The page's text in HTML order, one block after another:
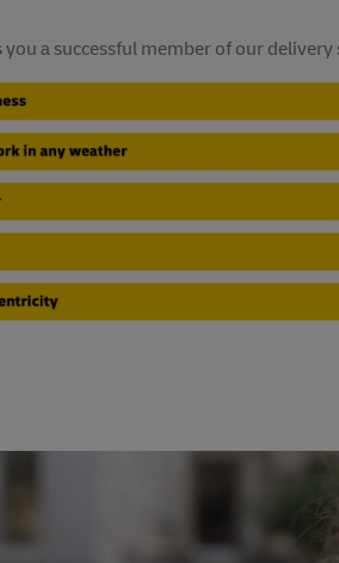
you a successful member of our delivery